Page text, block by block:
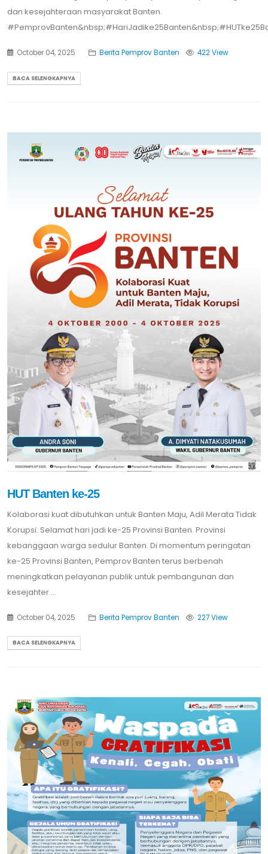
dan kesejahteraan masyarakat Banten.
October 04, 2025 Berita Pemprov Banten 422 View
BACA SELENGKAPNYA
HUT Banten ke-25
Kolaborasi kuat dibutuhkan untuk Banten Maju, Adil Merata Tidak
Korupsi. Selamat hari jadi ke-25 Provinsi Banten. Provinsi
kebanggaan warga sedulur Banten. Di momentum peringatan
ke-25 Provinsi Banten, Pemprov Banten terus berbenah
meningkatkan pelayanan publik untuk pembangunan dan
kesejahter....
October 04, 2025 Berita Pemprov Banten 227 View
BACA SELENGKAPNYA